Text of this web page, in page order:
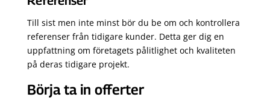
Till sist men inte minst bör du be om och kontrollera
referenser från tidigare kunder. Detta ger dig en
uppfattning om företagets pålitlighet och kvaliteten
på deras tidigare projekt.
Börja ta in offerter